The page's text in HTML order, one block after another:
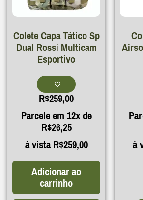
Colete Capa Tático Sp
Dual Rossi Multicam
Esportivo
R$259,00
Parcele em 12x de
R$26,25
à vistaR$259,00
Adicionar ao
carrinho
à